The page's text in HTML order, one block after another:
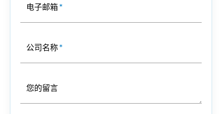
电子邮箱*
公司名称*
您的留言